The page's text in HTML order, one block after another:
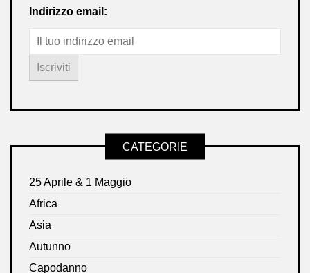
Indirizzo email:
CATEGORIE
25 Aprile & 1 Maggio
Africa
Asia
Autunno
Capodanno